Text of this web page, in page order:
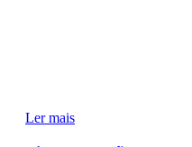
Ler mais